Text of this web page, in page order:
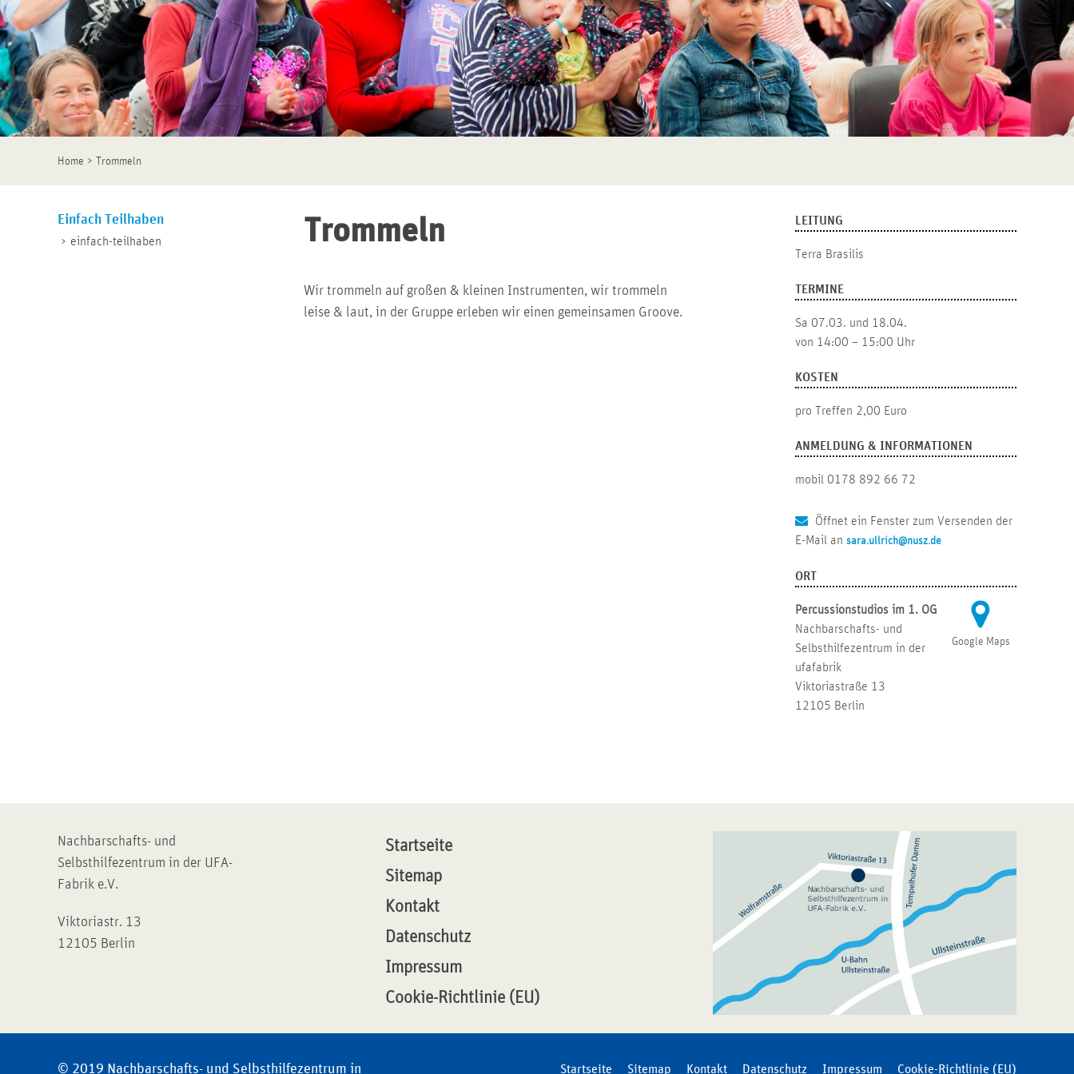
Home > Trommeln
Einfach Teilhaben
einfach-teilhaben Trommeln
Wir trommeln auf großen & kleinen Instrumenten, wir trommeln
leise & laut, in der Gruppe erleben wir einen gemeinsamen Groove.
LEITUNG
Terra Brasilis
TERMINE
Sa 07.03. und 18.04.
von 14:00 – 15:00 Uhr
KOSTEN
pro Treffen 2,00 Euro
ANMELDUNG & INFORMATIONEN
mobil 0178 892 66 72
Öffnet ein Fenster zum Versenden der
E-Mail an sara.ullrich@nusz.de
ORT
Google Maps
Percussionstudios im 1. OG
Nachbarschafts- und
Selbsthilfezentrum in der
ufafabrik
Viktoriastraße 13
12105 Berlin
Nachbarschafts- und
Selbsthilfezentrum in der UFA-
Fabrik e.V.
Viktoriastr. 13
12105 Berlin
Startseite
Sitemap
Kontakt
Datenschutz
Impressum
Cookie-Richtlinie (EU)
© 2019 Nachbarschafts- und Selbsthilfezentrum in Startseite Sitemap Kontakt Datenschutz Impressum Cookie-Richtlinie (EU)